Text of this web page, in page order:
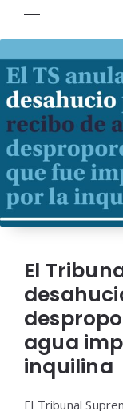
El
agua
inquilina
El Tribunal